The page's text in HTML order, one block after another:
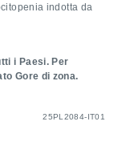
indotta da
i Paesi. Per
Gore di zona.
25PL2084-IT01